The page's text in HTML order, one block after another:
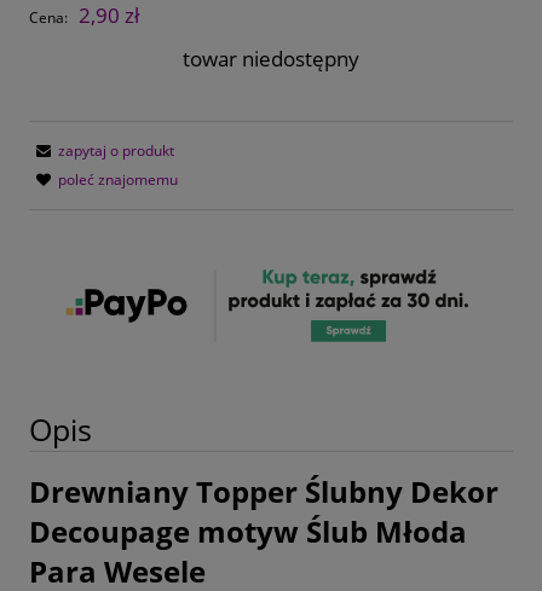
Cena:
2,90 zł
towar niedostępny
zapytaj o produkt
poleć znajomemu
Opis
Drewniany Topper Ślubny Dekor
Decoupage motyw Ślub Młoda
Para Wesele